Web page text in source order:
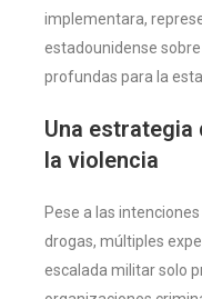
implementara,
estadounidense
profundas para la
Una estrategia
la violencia
Pese a las
drogas, múltiples
escalada militar solo